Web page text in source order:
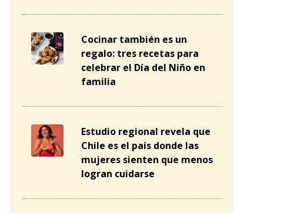
Cocinar también es un
regalo: tres recetas para
celebrar el Día del Niño en
familia
Estudio regional revela que
Chile es el país donde las
mujeres sienten que menos
logran cuidarse